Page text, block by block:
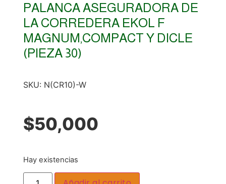
PALANCA ASEGURADORA DE
LA CORREDERA EKOL F
MAGNUM,COMPACT Y DICLE
(PIEZA 30)
SKU: N(CR10)-W
$50,000
Hay existencias